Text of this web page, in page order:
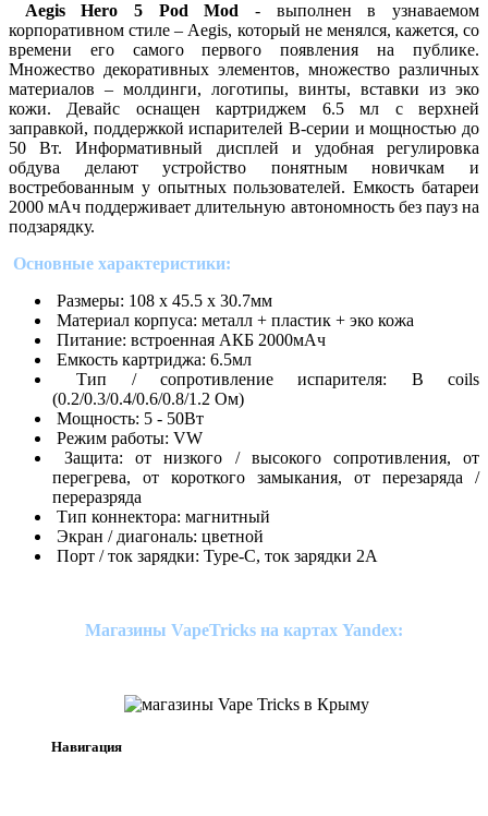
Aegis Hero 5 Pod Mod - выполнен в узнаваемом
корпоративном стиле – Aegis, который не менялся, кажется, со
времени его самого первого появления на публике.
Множество декоративных элементов, множество различных
материалов – молдинги, логотипы, винты, вставки из эко
кожи. Девайс оснащен картриджем 6.5 мл с верхней
заправкой, поддержкой испарителей B-серии и мощностью до
50 Вт. Информативный дисплей и удобная регулировка
обдува делают устройство понятным новичкам и
востребованным у опытных пользователей. Емкость батареи
2000 мАч поддерживает длительную автономность без пауз на
подзарядку.
Основные характеристики:
Размеры: 108 х 45.5 х 30.7мм
Материал корпуса: металл + пластик + эко кожа
Питание: встроенная АКБ 2000мАч
Емкость картриджа: 6.5мл
Тип / сопротивление испарителя: B coils
(0.2/0.3/0.4/0.6/0.8/1.2 Ом)
Мощность: 5 - 50Вт
Режим работы: VW
Защита: от низкого / высокого сопротивления, от
перегрева, от короткого замыкания, от перезаряда /
переразряда
Тип коннектора: магнитный
Экран / диагональ: цветной
Порт / ток зарядки: Type-C, ток зарядки 2А
Магазины VapeTricks на картах Yandex:
Навигация